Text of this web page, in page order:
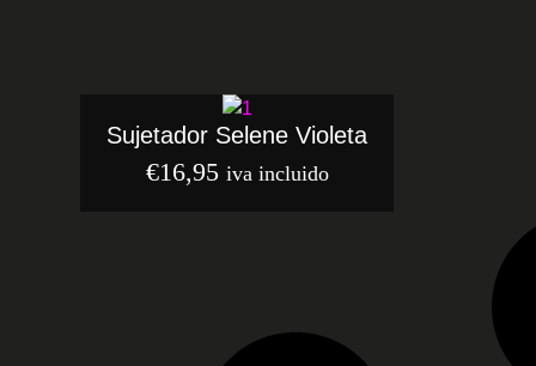
Sujetador Selene Violeta
€16,95 iva incluido